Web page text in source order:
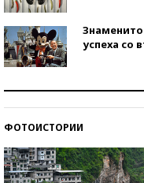
успеха со
ФОТОИСТОРИИ